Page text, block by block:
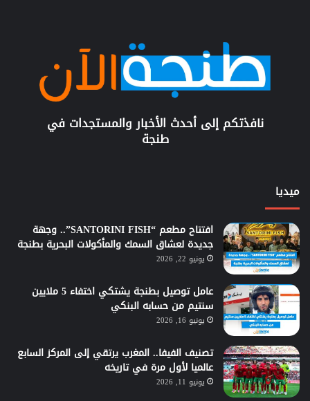
نافذتكم إلى أحدث الأخبار والمستجدات في
طنجة
ميديا
افتتاح مطعم “SANTORINI FISH”.. وجهة
جديدة لعشاق السمك والمأكولات البحرية بطنجة
يونيو 22, 2026
عامل توصيل بطنجة يشتكي اختفاء 5 ملايين
سنتيم من حسابه البنكي
يونيو 16, 2026
تصنيف الفيفا.. المغرب يرتقي إلى المركز السابع
عالميا لأول مرة في تاريخه
يونيو 11, 2026